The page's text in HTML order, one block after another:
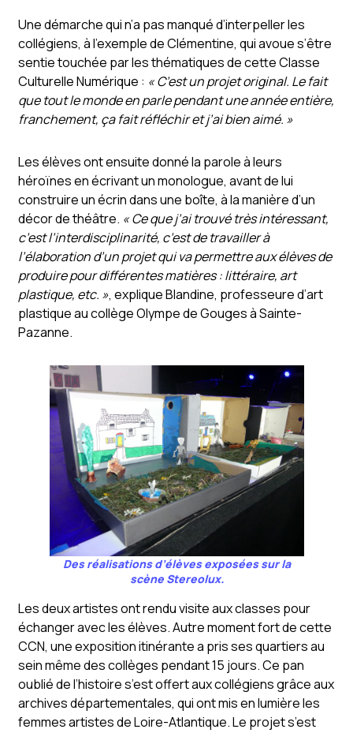
Une démarche qui n’a pas manqué d’interpeller les
collégiens, à l’exemple de Clémentine, qui avoue s’être
sentie touchée par les thématiques de cette Classe
Culturelle Numérique : « C’est un projet original. Le fait
que tout le monde en parle pendant une année entière,
franchement, ça fait réfléchir et j’ai bien aimé. »
Les élèves ont ensuite donné la parole à leurs
héroïnes en écrivant un monologue, avant de lui
construire un écrin dans une boîte, à la manière d’un
décor de théâtre. « Ce que j’ai trouvé très intéressant,
c’est l’interdisciplinarité, c’est de travailler à
l’élaboration d’un projet qui va permettre aux élèves de
produire pour différentes matières : littéraire, art
plastique, etc. », explique Blandine, professeure d’art
plastique au collège Olympe de Gouges à Sainte-
Pazanne.
Des réalisations d’élèves exposées sur la
scène Stereolux.
Les deux artistes ont rendu visite aux classes pour
échanger avec les élèves. Autre moment fort de cette
CCN, une exposition itinérante a pris ses quartiers au
sein même des collèges pendant 15 jours. Ce pan
oublié de l’histoire s’est offert aux collégiens grâce aux
archives départementales, qui ont mis en lumière les
femmes artistes de Loire-Atlantique. Le projet s’est